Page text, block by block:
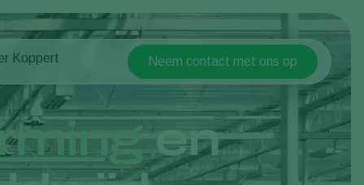
Koppert
Koppert
en informatie
bij Koppert
Koppert Global
Austria
Belgium
Brasil
Neem contact met ons op
en